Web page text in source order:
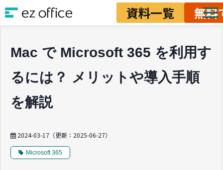
資料一覧 無料
資料ダウンロード
料金
Mac で Microsoft 365 を利用す
るには？ メリットや導入手順
を解説
2024-03-17 （更新： 2025-06-27）
Microsoft 365